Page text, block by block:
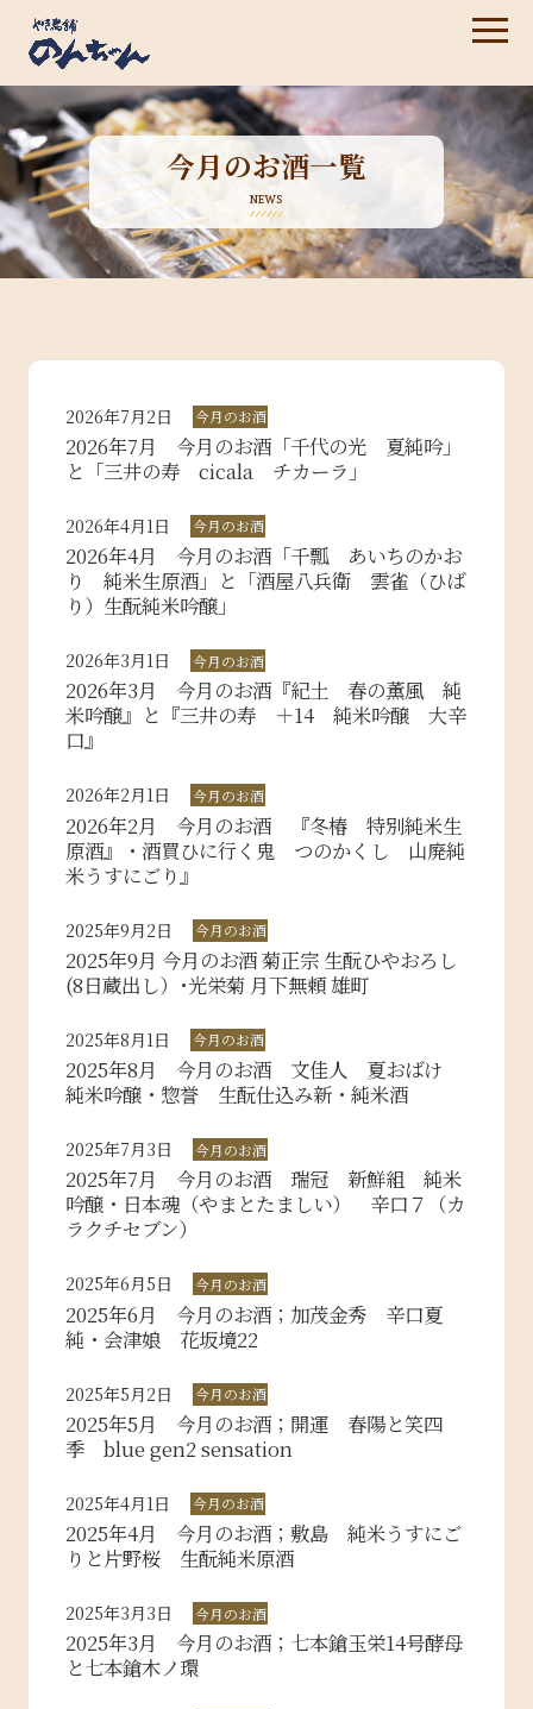
今月のお酒一覧
NEWS
2026年7月2日 今月のお酒
2026年7月 今月のお酒「千代の光 夏純吟」
と「三井の寿 cicala チカーラ」
2026年4月1日 今月のお酒
2026年4月 今月のお酒「千瓢 あいちのかお
り 純米生原酒」と「酒屋八兵衛 雲雀（ひば
り）生酛純米吟醸」
2026年3月1日 今月のお酒
2026年3月 今月のお酒『紀土 春の薫風 純
米吟醸』と『三井の寿 ＋14 純米吟醸 大辛
口』
2026年2月1日 今月のお酒
2026年2月 今月のお酒 『冬椿 特別純米生
原酒』・酒買ひに行く鬼 つのかくし 山廃純
米うすにごり』
2025年9月2日 今月のお酒
2025年9月 今月のお酒 菊正宗 生酛ひやおろし
(8日蔵出し）･光栄菊 月下無頼 雄町
2025年8月1日 今月のお酒
2025年8月 今月のお酒 文佳人 夏おばけ
純米吟醸・惣誉 生酛仕込み新・純米酒
2025年7月3日 今月のお酒
2025年7月 今月のお酒 瑞冠 新鮮組 純米
吟醸・日本魂（やまとたましい） 辛口７（カ
ラクチセブン）
2025年6月5日 今月のお酒
2025年6月 今月のお酒；加茂金秀 辛口夏
純・会津娘 花坂境22
2025年5月2日 今月のお酒
2025年5月 今月のお酒；開運 春陽と笑四
季 blue gen2 sensation
2025年4月1日 今月のお酒
2025年4月 今月のお酒；敷島 純米うすにご
りと片野桜 生酛純米原酒
2025年3月3日 今月のお酒
2025年3月 今月のお酒；七本鎗玉栄14号酵母
と七本鎗木ノ環